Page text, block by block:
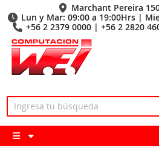
Marchant Pereira
Lun y Mar: 09:00 a 19:00Hrs |
+56 2 2379 0000 | +56 2 2820